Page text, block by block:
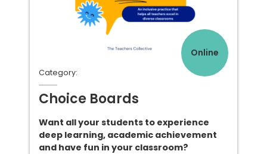
Online
Category:
Choice Boards
Want all your students to experience
deep learning, academic achievement
and have fun in your classroom?